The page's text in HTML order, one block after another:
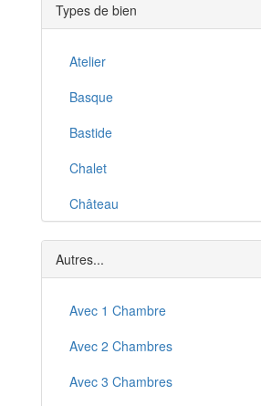
Labruguière
Labastide-Rouairoux
Puylaurens
Sorèze
Monestiés
Saix
Saint-Amans-Valtoret
Types de bien
Atelier
Basque
Bastide
Chalet
Château
Ferme
Hangar
Local Commercial
Studio
T1
Autres...
Avec 1 Chambre
Avec 2 Chambres
Avec 3 Chambres